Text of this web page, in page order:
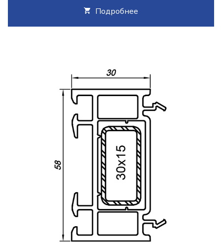
Подробнее